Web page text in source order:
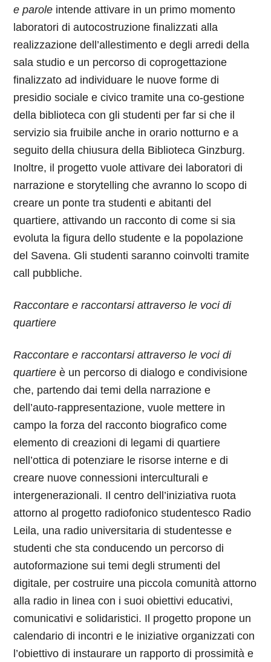
e parole intende attivare in un primo momento
laboratori di autocostruzione finalizzati alla
realizzazione dell’allestimento e degli arredi della
sala studio e un percorso di coprogettazione
finalizzato ad individuare le nuove forme di
presidio sociale e civico tramite una co-gestione
della biblioteca con gli studenti per far si che il
servizio sia fruibile anche in orario notturno e a
seguito della chiusura della Biblioteca Ginzburg.
Inoltre, il progetto vuole attivare dei laboratori di
narrazione e storytelling che avranno lo scopo di
creare un ponte tra studenti e abitanti del
quartiere, attivando un racconto di come si sia
evoluta la figura dello studente e la popolazione
del Savena. Gli studenti saranno coinvolti tramite
call pubbliche.
Raccontare e raccontarsi attraverso le voci di
quartiere
Raccontare e raccontarsi attraverso le voci di
quartiere è un percorso di dialogo e condivisione
che, partendo dai temi della narrazione e
dell’auto-rappresentazione, vuole mettere in
campo la forza del racconto biografico come
elemento di creazioni di legami di quartiere
nell’ottica di potenziare le risorse interne e di
creare nuove connessioni interculturali e
intergenerazionali. Il centro dell’iniziativa ruota
attorno al progetto radiofonico studentesco Radio
Leila, una radio universitaria di studentesse e
studenti che sta conducendo un percorso di
autoformazione sui temi degli strumenti del
digitale, per costruire una piccola comunità attorno
alla radio in linea con i suoi obiettivi educativi,
comunicativi e solidaristici. Il progetto propone un
calendario di incontri e le iniziative organizzati con
l’obiettivo di instaurare un rapporto di prossimità e